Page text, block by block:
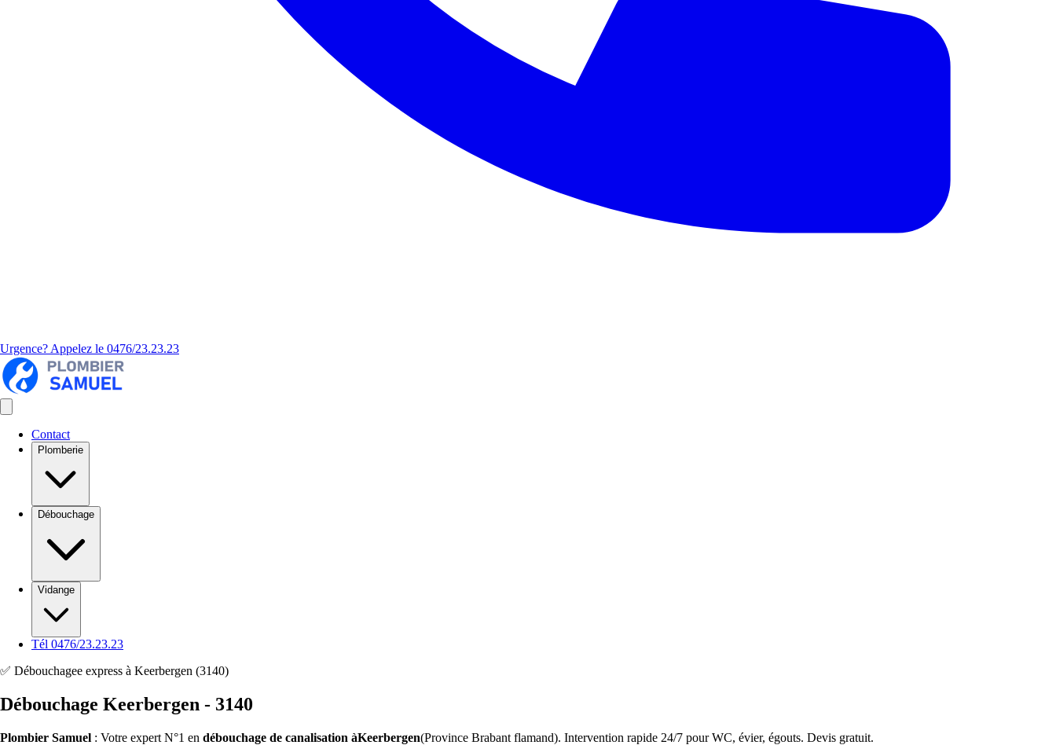
Urgence? Appelez le 0476/23.23.23
Contact
Plomberie
Débouchage
Vidange
Tél 0476/23.23.23
✅ Débouchagee express à Keerbergen (3140)
Débouchage Keerbergen - 3140
Plombier Samuel : Votre expert N°1 en débouchage de canalisation àKeerbergen(Province Brabant flamand). Intervention rapide 24/7 pour WC, évier, égouts. Devis gratuit.